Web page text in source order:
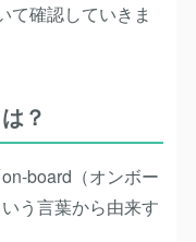
て確認していきま
？
board（オンボー
う言葉から由来す